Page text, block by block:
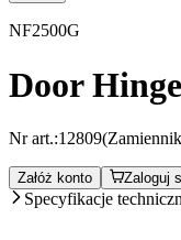
NF2500G
Door
Nr art.:12809
Załóż konto Zaloguj
Specyfikacje